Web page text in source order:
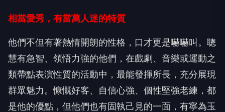
相當愛秀，有當萬人迷的特質
他們不但有著熱情開朗的性格，口才更是嚇嚇叫。聰
慧有急智、領悟力強的他們，在戲劇、音樂或運動之
類帶點表演性質的活動中，最能發揮所長，充分展現
群眾魅力。慷慨好客、自信心強、個性堅強老練，都
是他的優點，但他們也有固執己見的一面，有寧為玉